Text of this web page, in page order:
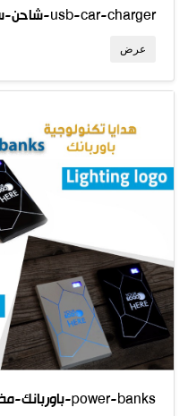
شاحن-سيارة-usb-car-charger
عرض
باوربانك-مضئ-power-banks